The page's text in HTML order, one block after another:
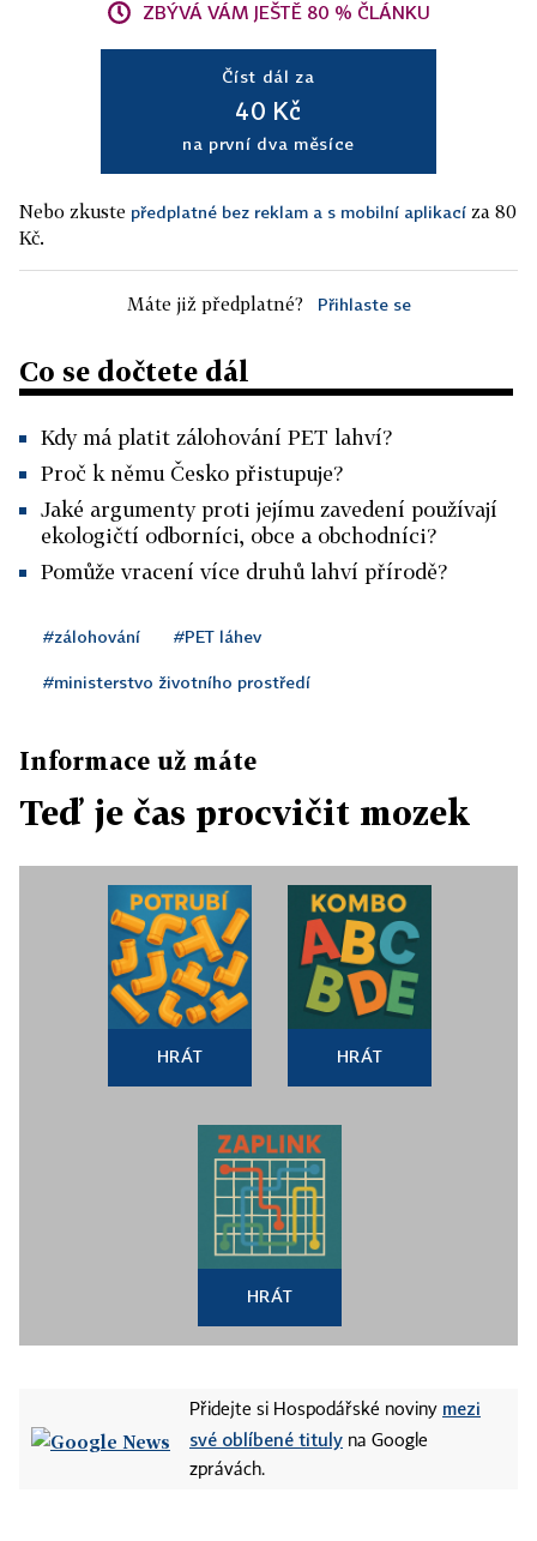
ZBÝVÁ VÁM JEŠTĚ 80 % ČLÁNKU
Číst dál za
40 Kč
na první dva měsíce
Nebo zkuste předplatné bez reklam a s mobilní aplikací za 80
Kč.
Máte již předplatné? Přihlaste se
Co se dočtete dál
Kdy má platit zálohování PET lahví?
Proč k němu Česko přistupuje?
Jaké argumenty proti jejímu zavedení používají
ekologičtí odborníci, obce a obchodníci?
Pomůže vracení více druhů lahví přírodě?
#zálohování #PET láhev
#ministerstvo životního prostředí
Informace už máte
Teď je čas procvičit mozek
HRÁT HRÁT
HRÁT
Přidejte si Hospodářské noviny mezi
své oblíbené tituly na Google
zprávách.